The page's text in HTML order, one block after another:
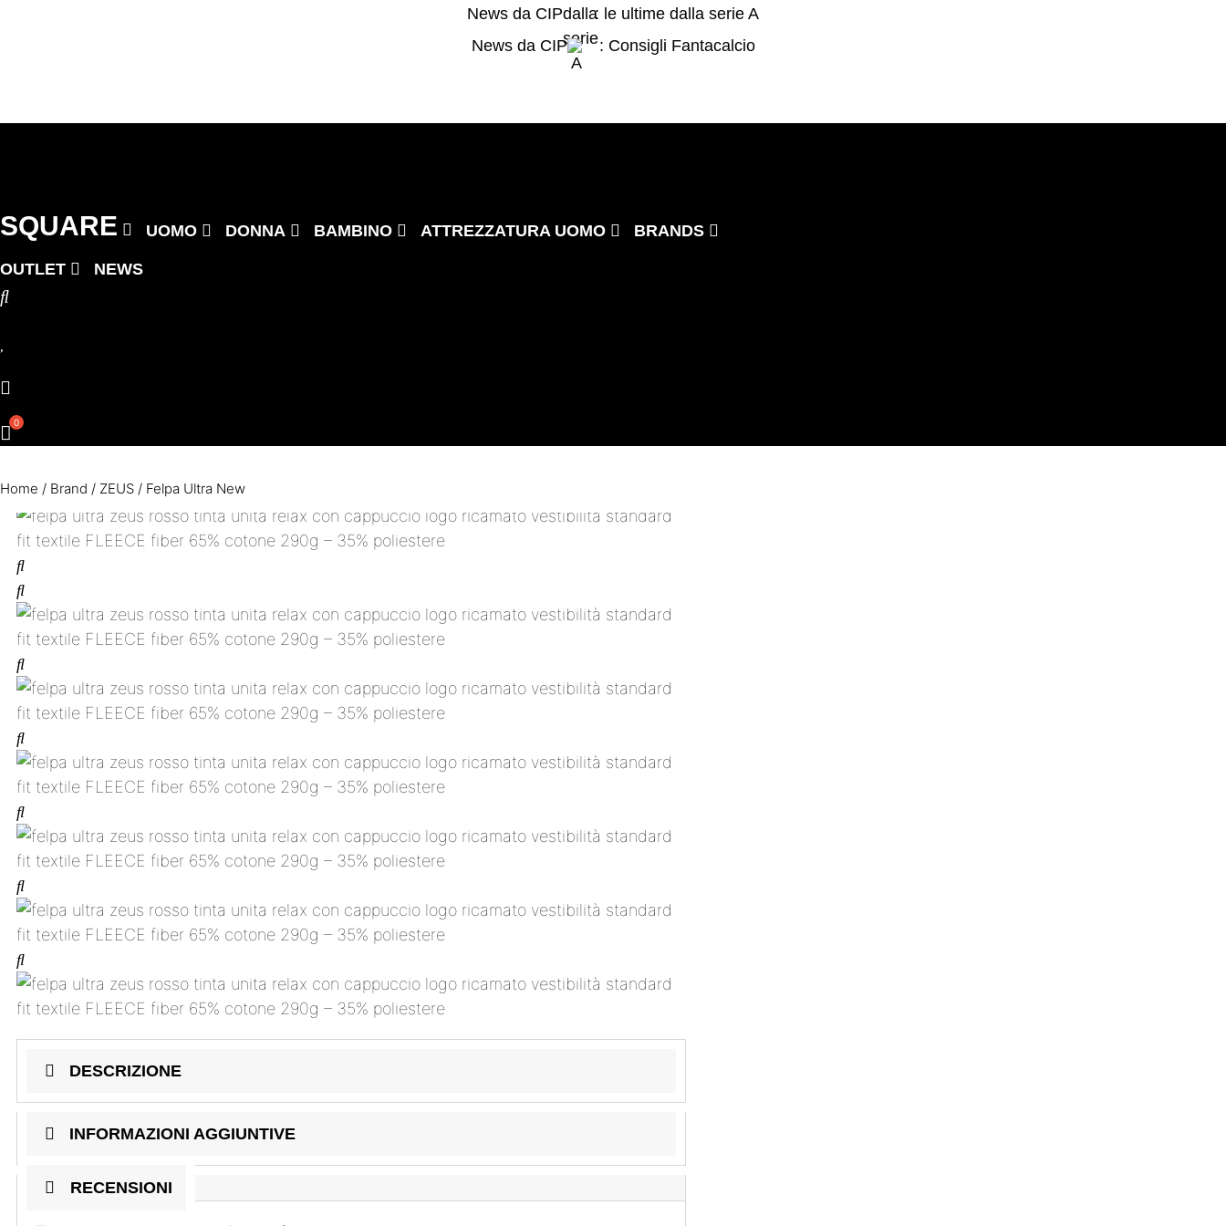
News da CIP
: le ultime dalla serie A
News da CIP
: Consigli Fantacalcio
SQUARE UOMO DONNA BAMBINO ATTREZZATURA UOMO BRANDS
OUTLET NEWS
Home / Brand / ZEUS / Felpa Ultra New
DESCRIZIONE
INFORMAZIONI AGGIUNTIVE
RECENSIONI